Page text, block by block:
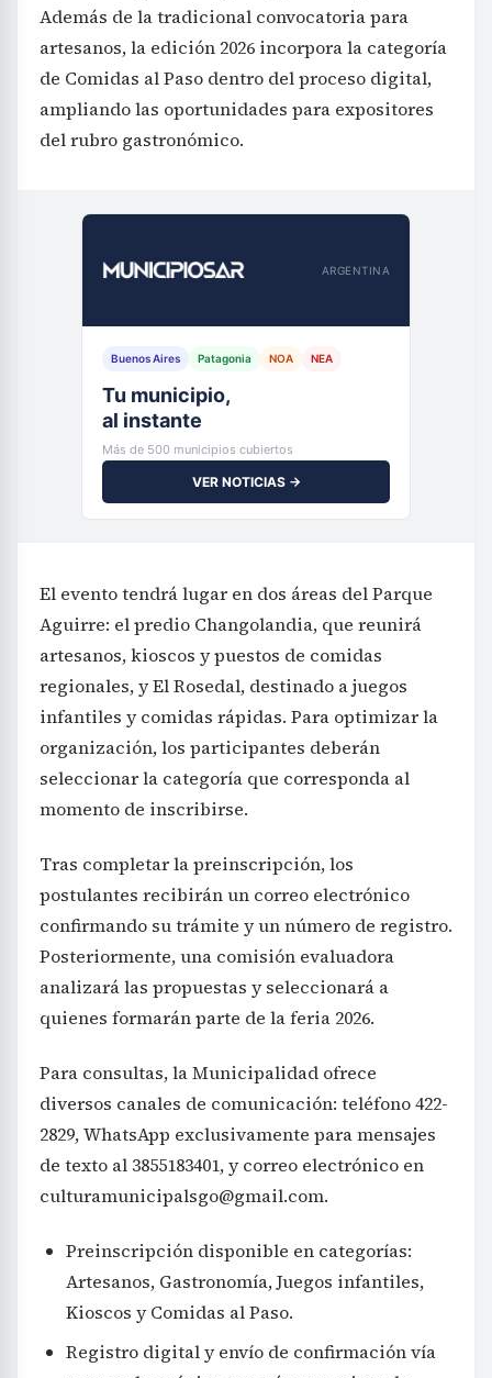
Además de la tradicional convocatoria para
artesanos, la edición 2026 incorpora la categoría
de Comidas al Paso dentro del proceso digital,
ampliando las oportunidades para expositores
del rubro gastronómico.
ARGENTINA
Buenos Aires Patagonia NOA NEA
Tu municipio,
al instante
Más de 500 municipios cubiertos
VER NOTICIAS →
El evento tendrá lugar en dos áreas del Parque
Aguirre: el predio Changolandia, que reunirá
artesanos, kioscos y puestos de comidas
regionales, y El Rosedal, destinado a juegos
infantiles y comidas rápidas. Para optimizar la
organización, los participantes deberán
seleccionar la categoría que corresponda al
momento de inscribirse.
Tras completar la preinscripción, los
postulantes recibirán un correo electrónico
confirmando su trámite y un número de registro.
Posteriormente, una comisión evaluadora
analizará las propuestas y seleccionará a
quienes formarán parte de la feria 2026.
Para consultas, la Municipalidad ofrece
diversos canales de comunicación: teléfono 422-
2829, WhatsApp exclusivamente para mensajes
de texto al 3855183401, y correo electrónico en
culturamunicipalsgo@gmail.com.
Preinscripción disponible en categorías:
Artesanos, Gastronomía, Juegos infantiles,
Kioscos y Comidas al Paso.
Registro digital y envío de confirmación vía